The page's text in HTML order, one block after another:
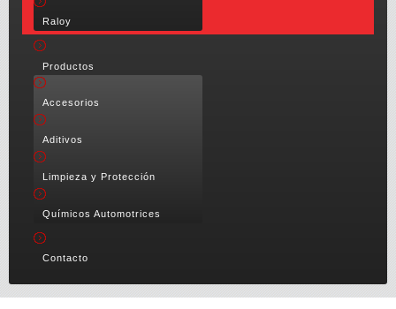
Raloy
Productos
Accesorios
Aditivos
Limpieza y Protección
Químicos Automotrices
Contacto